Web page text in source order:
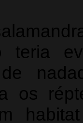
teria
de
os